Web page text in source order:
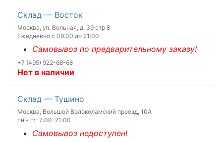
Склад — Восток
Москва, ул. Вольная, д. 39 стр 8
Ежедневно с 09:00 до 21:00
Самовывоз по предварительному заказу!
+7 (495) 922-68-68
Нет в наличии
Склад — Тушино
Москва, Большой Волоколамский проезд, 10А
пн - пт: 7:00–21:00
Самовывоз недоступен!